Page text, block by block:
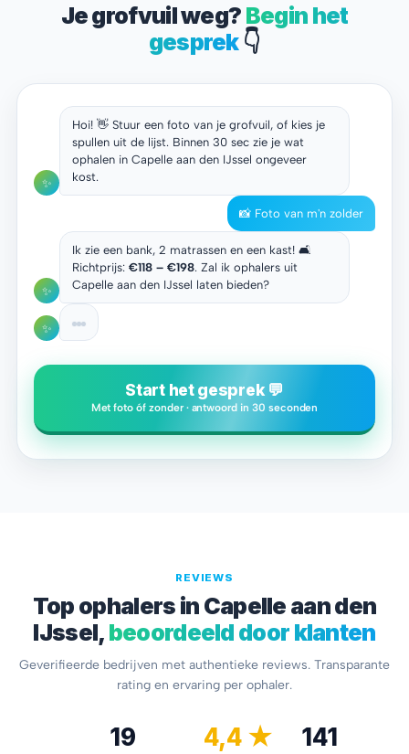
Je grofvuil weg? Begin het
gesprek👇
✨
Hoi! 👋 Stuur een foto van je grofvuil, of kies je
spullen uit de lijst. Binnen 30 sec zie je wat
ophalen in Capelle aan den IJssel ongeveer
kost.
📸 Foto van m'n zolder
✨
Ik zie een bank, 2 matrassen en een kast! 🛋️
Richtprijs: €118 – €198. Zal ik ophalers uit
Capelle aan den IJssel laten bieden?
✨
Start het gesprek 💬
Met foto óf zonder · antwoord in 30 seconden
REVIEWS
Top ophalers in Capelle aan den
IJssel, beoordeeld door klanten
Geverifieerde bedrijven met authentieke reviews. Transparante
rating en ervaring per ophaler.
19 4,4 ★ 141